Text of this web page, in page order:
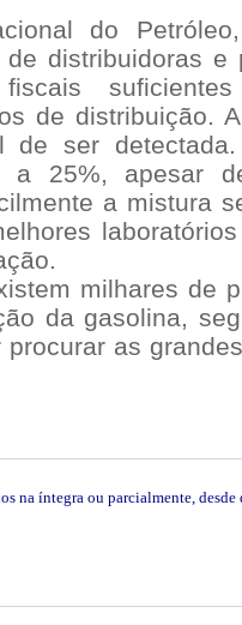
do
distribuidoras e
de distribuição.
de ser
a 25%, apesar
a mistura
milhares de
da gasolina,
as
na íntegra ou parcialmente,